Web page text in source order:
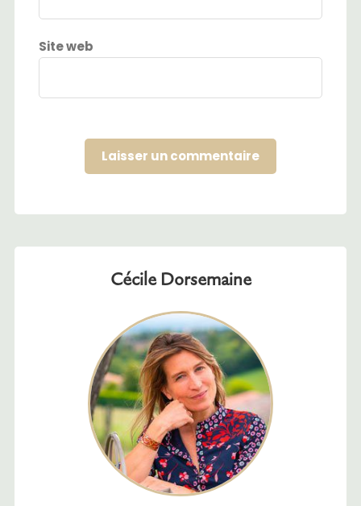
Site web
Cécile Dorsemaine